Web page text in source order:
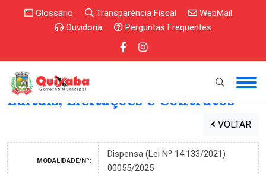
Glossário Transparência Fiscal
WebMail
Ouvidoria
Perguntas Frequentes
Editais, Licitações e Contratos
VOLTAR
MODALIDADE/Nº:
Dispensa (Lei Nº 14.133/2021)
00055/2025